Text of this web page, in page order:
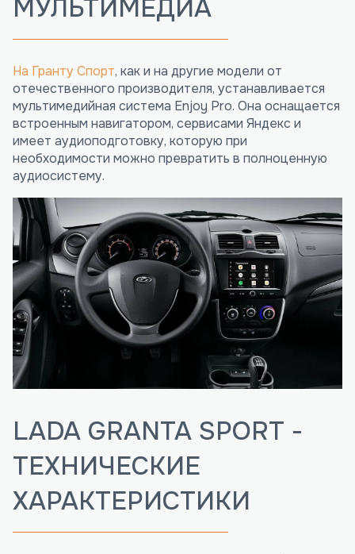
МУЛЬТИМЕДИА
На Гранту Спорт, как и на другие модели от
отечественного производителя, устанавливается
мультимедийная система Enjoy Pro. Она оснащается
встроенным навигатором, сервисами Яндекс и
имеет аудиоподготовку, которую при
необходимости можно превратить в полноценную
аудиосистему.
LADA GRANTA SPORT -
ТЕХНИЧЕСКИЕ
ХАРАКТЕРИСТИКИ